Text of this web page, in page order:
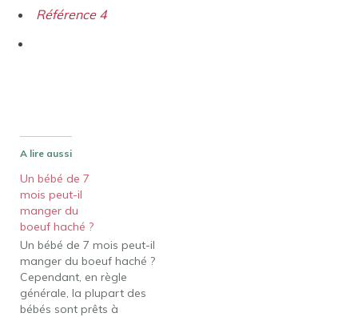
Référence 4
A lire aussi
Un bébé de 7
mois peut-il
manger du
boeuf haché ?
Un bébé de 7 mois peut-il
manger du boeuf haché ?
Cependant, en règle
générale, la plupart des
bébés sont prêts à